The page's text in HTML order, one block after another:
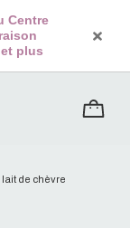
Centre
plus
de chèvre